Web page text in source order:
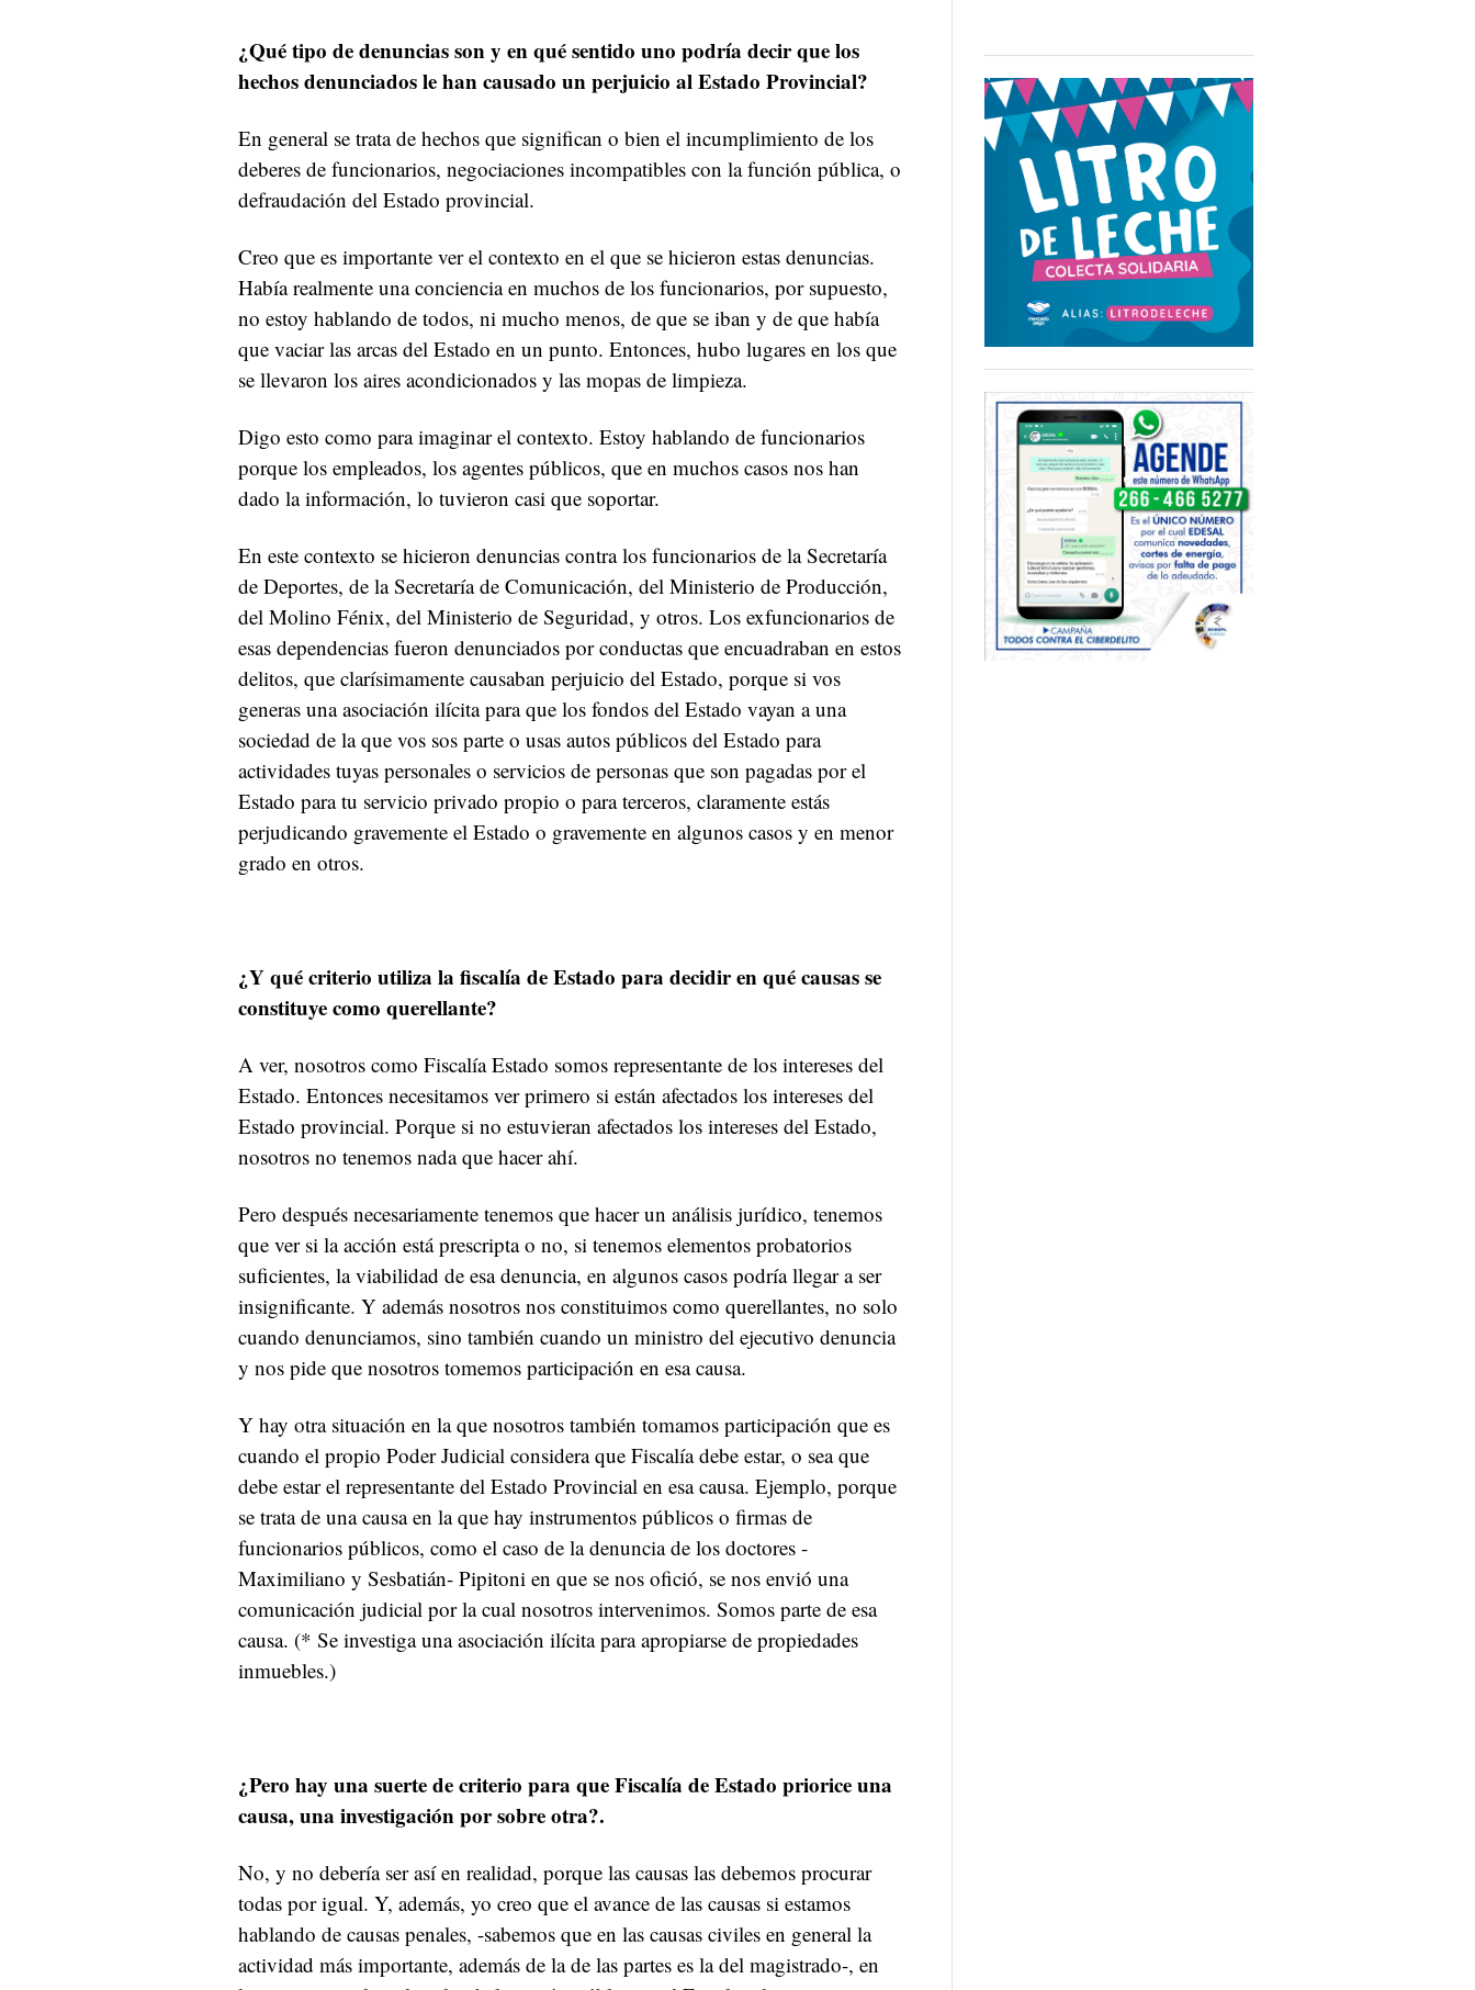
¿Qué tipo de denuncias son y en qué sentido uno podría decir que los
hechos denunciados le han causado un perjuicio al Estado Provincial?
En general se trata de hechos que significan o bien el incumplimiento de los
deberes de funcionarios, negociaciones incompatibles con la función pública, o
defraudación del Estado provincial.
Creo que es importante ver el contexto en el que se hicieron estas denuncias.
Había realmente una conciencia en muchos de los funcionarios, por supuesto,
no estoy hablando de todos, ni mucho menos, de que se iban y de que había
que vaciar las arcas del Estado en un punto. Entonces, hubo lugares en los que
se llevaron los aires acondicionados y las mopas de limpieza.
Digo esto como para imaginar el contexto. Estoy hablando de funcionarios
porque los empleados, los agentes públicos, que en muchos casos nos han
dado la información, lo tuvieron casi que soportar.
En este contexto se hicieron denuncias contra los funcionarios de la Secretaría
de Deportes, de la Secretaría de Comunicación, del Ministerio de Producción,
del Molino Fénix, del Ministerio de Seguridad, y otros. Los exfuncionarios de
esas dependencias fueron denunciados por conductas que encuadraban en estos
delitos, que clarísimamente causaban perjuicio del Estado, porque si vos
generas una asociación ilícita para que los fondos del Estado vayan a una
sociedad de la que vos sos parte o usas autos públicos del Estado para
actividades tuyas personales o servicios de personas que son pagadas por el
Estado para tu servicio privado propio o para terceros, claramente estás
perjudicando gravemente el Estado o gravemente en algunos casos y en menor
grado en otros.
¿Y qué criterio utiliza la fiscalía de Estado para decidir en qué causas se
constituye como querellante?
A ver, nosotros como Fiscalía Estado somos representante de los intereses del
Estado. Entonces necesitamos ver primero si están afectados los intereses del
Estado provincial. Porque si no estuvieran afectados los intereses del Estado,
nosotros no tenemos nada que hacer ahí.
Pero después necesariamente tenemos que hacer un análisis jurídico, tenemos
que ver si la acción está prescripta o no, si tenemos elementos probatorios
suficientes, la viabilidad de esa denuncia, en algunos casos podría llegar a ser
insignificante. Y además nosotros nos constituimos como querellantes, no solo
cuando denunciamos, sino también cuando un ministro del ejecutivo denuncia
y nos pide que nosotros tomemos participación en esa causa.
Y hay otra situación en la que nosotros también tomamos participación que es
cuando el propio Poder Judicial considera que Fiscalía debe estar, o sea que
debe estar el representante del Estado Provincial en esa causa. Ejemplo, porque
se trata de una causa en la que hay instrumentos públicos o firmas de
funcionarios públicos, como el caso de la denuncia de los doctores -
Maximiliano y Sesbatián- Pipitoni en que se nos ofició, se nos envió una
comunicación judicial por la cual nosotros intervenimos. Somos parte de esa
causa. (* Se investiga una asociación ilícita para apropiarse de propiedades
inmuebles.)
¿Pero hay una suerte de criterio para que Fiscalía de Estado priorice una
causa, una investigación por sobre otra?.
No, y no debería ser así en realidad, porque las causas las debemos procurar
todas por igual. Y, además, yo creo que el avance de las causas si estamos
hablando de causas penales, -sabemos que en las causas civiles en general la
actividad más importante, además de la de las partes es la del magistrado-, en